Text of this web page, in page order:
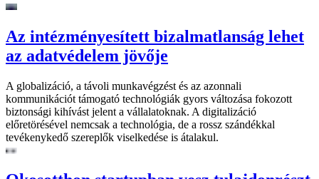
Az intézményesített bizalmatlanság lehet
az adatvédelem jövője
A globalizáció, a távoli munkavégzést és az azonnali
kommunikációt támogató technológiák gyors változása fokozott
biztonsági kihívást jelent a vállalatoknak. A digitalizáció
előretörésével nemcsak a technológia, de a rossz szándékkal
tevékenykedő szereplők viselkedése is átalakul.